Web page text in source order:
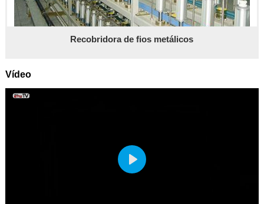
Recobridora de fios metálicos
Vídeo
Play